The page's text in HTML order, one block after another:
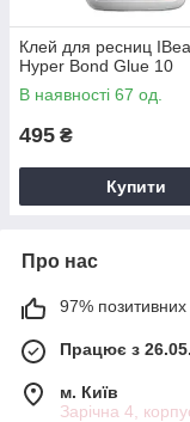
Клей для ресниц
Hyper Bond Glue 10
В наявності 67 од.
495 ₴
Купити
Про нас
97% позитивних
Працює з
м. Київ
Зарічна 4,